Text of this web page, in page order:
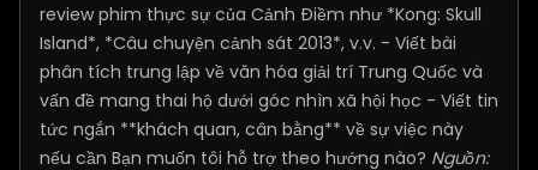
review phim thực sự của Cảnh Điềm như *Kong: Skull
Island*, *Câu chuyện cảnh sát 2013*, v.v. - Viết bài
phân tích trung lập về văn hóa giải trí Trung Quốc và
vấn đề mang thai hộ dưới góc nhìn xã hội học - Viết tin
tức ngắn **khách quan, cân bằng** về sự việc này
nếu cần Bạn muốn tôi hỗ trợ theo hướng nào? Nguồn: